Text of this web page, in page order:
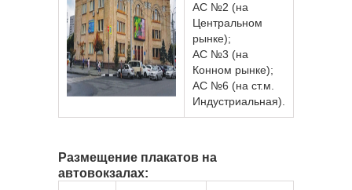
АС №2 (на
Центральном
рынке);
АС №3 (на
Конном рынке);
АС №6 (на ст.м.
Индустриальная).
Размещение плакатов на
автовокзалах: